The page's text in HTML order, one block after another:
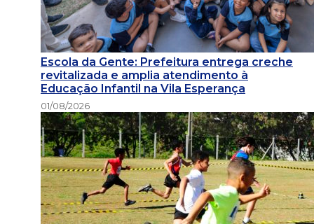
Escola da Gente: Prefeitura entrega creche
revitalizada e amplia atendimento à
Educação Infantil na Vila Esperança
01/08/2026